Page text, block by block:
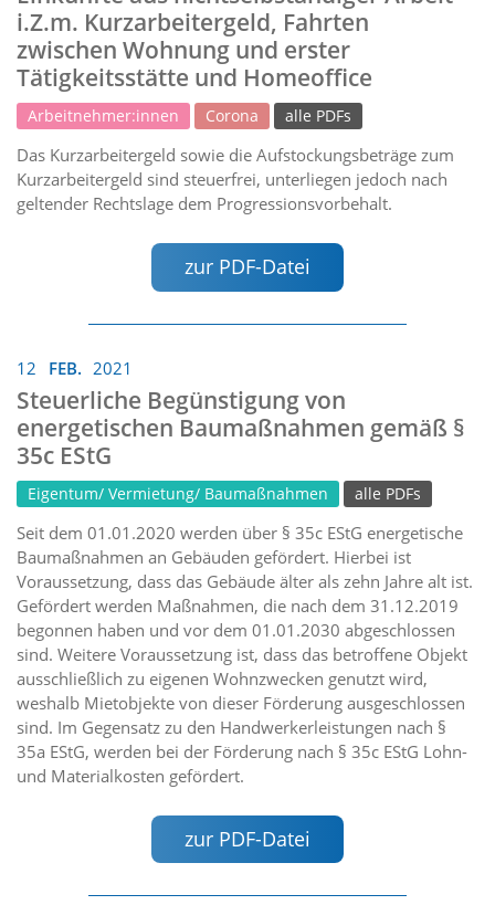
i.Z.m. Kurzarbeitergeld, Fahrten
zwischen Wohnung und erster
Tätigkeitsstätte und Homeoffice
Arbeitnehmer:innen Corona alle PDFs
Das Kurzarbeitergeld sowie die Aufstockungsbeträge zum
Kurzarbeitergeld sind steuerfrei, unterliegen jedoch nach
geltender Rechtslage dem Progressionsvorbehalt.
zur PDF-Datei
12 FEB. 2021
Steuerliche Begünstigung von
energetischen Baumaßnahmen gemäß §
35c EStG
Eigentum/ Vermietung/ Baumaßnahmen alle PDFs
Seit dem 01.01.2020 werden über § 35c EStG energetische
Baumaßnahmen an Gebäuden gefördert. Hierbei ist
Voraussetzung, dass das Gebäude älter als zehn Jahre alt ist.
Gefördert werden Maßnahmen, die nach dem 31.12.2019
begonnen haben und vor dem 01.01.2030 abgeschlossen
sind. Weitere Voraussetzung ist, dass das betroffene Objekt
ausschließlich zu eigenen Wohnzwecken genutzt wird,
weshalb Mietobjekte von dieser Förderung ausgeschlossen
sind. Im Gegensatz zu den Handwerkerleistungen nach §
35a EStG, werden bei der Förderung nach § 35c EStG Lohn-
und Materialkosten gefördert.
zur PDF-Datei